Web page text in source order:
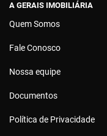
A GERAIS IMOBILIÁRIA
Quem Somos
Fale Conosco
Nossa equipe
Documentos
Política de Privacidade